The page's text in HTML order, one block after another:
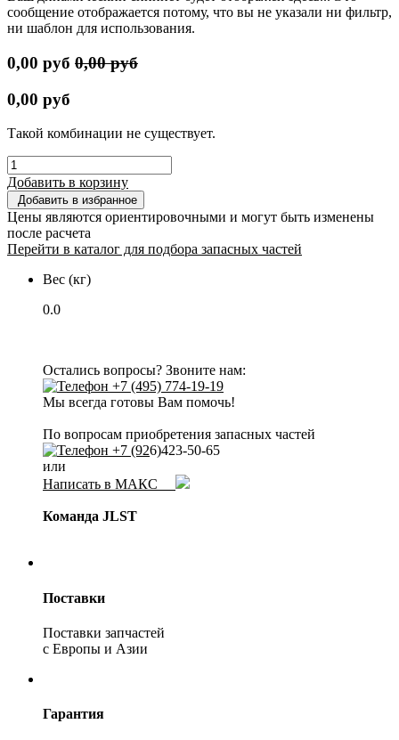
сообщение отображается потому, что вы не указали ни фильтр,
ни шаблон для использования.
0,00 руб 0,00руб
0,00 руб
Такой комбинации не существует.
Добавить в корзину
Добавить в избранное
Цены являются ориентировочными и могут быть изменены
после расчета
Перейти в каталог для подбора запасных частей
Вес (кг)
0.0
Остались вопросы? Звоните нам:
+7 (495) 774-19-19
Мы всегда готовы Вам помочь!
По вопросам приобретения запасных частей
+7 (926)423-50-65
или
Написать в МАКС
Команда JLST
Поставки
Поставки запчастей
с Европы и Азии
Гарантия